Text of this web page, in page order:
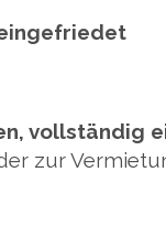
vollständig
zur